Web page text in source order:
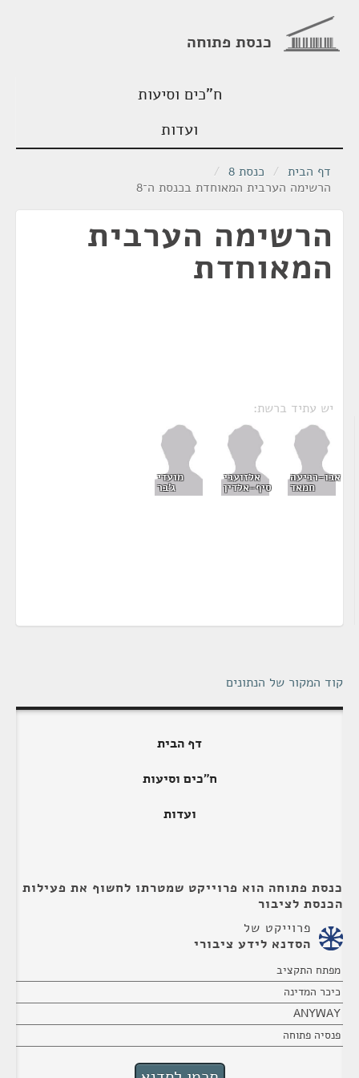
כנסת פתוחה
ח"כים וסיעות
ועדות
דף הבית / כנסת 8
/
הרשימה הערבית המאוחדת בכנסת ה־8
הרשימה הערבית
המאוחדת
יש עתיד ברשת:
אבו-רביעה
חמאד
אלזועבי
סיף-אלדין
מועדי
ג'בר
קוד המקור של הנתונים
דף הבית
ח"כים וסיעות
ועדות
כנסת פתוחה הוא פרוייקט שמטרתו לחשוף את פעילות
הכנסת לציבור
פרוייקט של
הסדנא לידע ציבורי
מפתח התקציב
כיכר המדינה
ANYWAY
פנסיה פתוחה